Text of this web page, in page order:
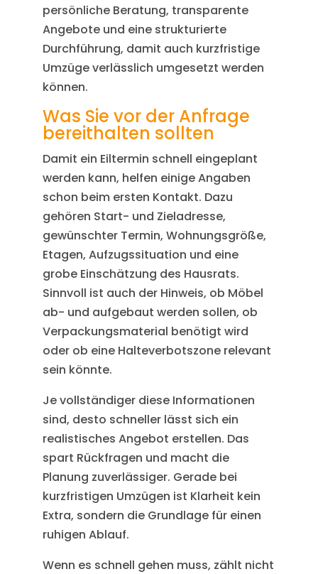
persönliche Beratung, transparente
Angebote und eine strukturierte
Durchführung, damit auch kurzfristige
Umzüge verlässlich umgesetzt werden
können.
Was Sie vor der Anfrage
bereithalten sollten
Damit ein Eiltermin schnell eingeplant
werden kann, helfen einige Angaben
schon beim ersten Kontakt. Dazu
gehören Start- und Zieladresse,
gewünschter Termin, Wohnungsgröße,
Etagen, Aufzugssituation und eine
grobe Einschätzung des Hausrats.
Sinnvoll ist auch der Hinweis, ob Möbel
ab- und aufgebaut werden sollen, ob
Verpackungsmaterial benötigt wird
oder ob eine Halteverbotszone relevant
sein könnte.
Je vollständiger diese Informationen
sind, desto schneller lässt sich ein
realistisches Angebot erstellen. Das
spart Rückfragen und macht die
Planung zuverlässiger. Gerade bei
kurzfristigen Umzügen ist Klarheit kein
Extra, sondern die Grundlage für einen
ruhigen Ablauf.
Wenn es schnell gehen muss, zählt nicht